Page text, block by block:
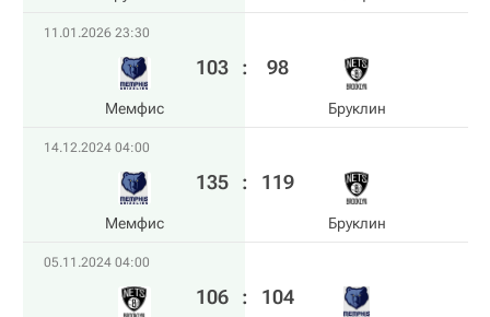
11.01.2026 23:30
Мемфис
103 : 98
Бруклин
14.12.2024 04:00
Мемфис
135 : 119
Бруклин
05.11.2024 04:00
106 : 104